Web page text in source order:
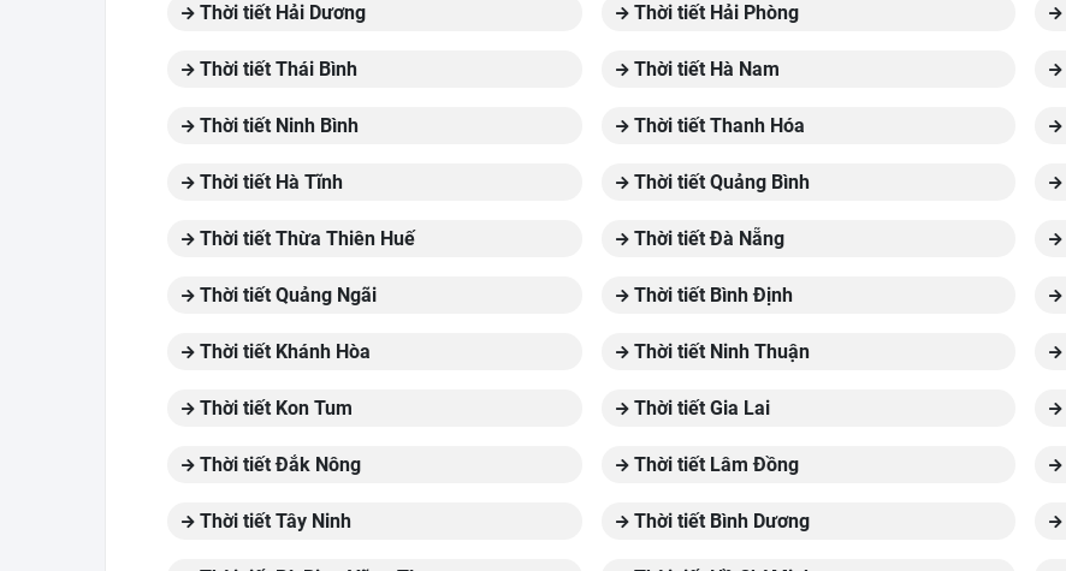
Thời tiết Hải Dương Thời tiết Hải Phòng
Thời tiết Thái Bình Thời tiết Hà Nam
Thời tiết Ninh Bình Thời tiết Thanh Hóa
Thời tiết Hà Tĩnh Thời tiết Quảng Bình
Thời tiết Thừa Thiên Huế Thời tiết Đà Nẵng
Thời tiết Quảng Ngãi Thời tiết Bình Định
Thời tiết Khánh Hòa Thời tiết Ninh Thuận
Thời tiết Kon Tum Thời tiết Gia Lai
Thời tiết Đắk Nông Thời tiết Lâm Đồng
Thời tiết Tây Ninh Thời tiết Bình Dương